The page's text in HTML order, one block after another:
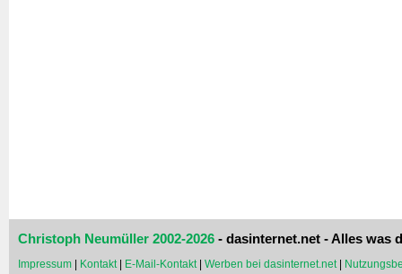
Christoph Neumüller 2002-2026 - dasinternet.net - Alles was
Impressum | Kontakt | E-Mail-Kontakt | Werben bei dasinternet.net |